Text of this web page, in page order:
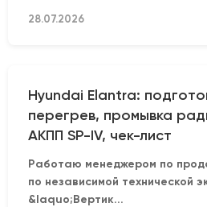
28.07.2026
Hyundai Elantra:
перегрев, промывка
АКПП SP-IV, чек-лист
Работаю менеджером по
по независимой технической
&laquo;Вертик...